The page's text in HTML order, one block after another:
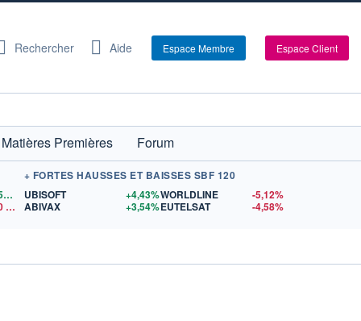
Rechercher Aide Espace Membre Espace Client
Matières Premières
Forum
1,1559$US
+ FORTES HAUSSES ET BAISSES SBF 120
UBISOFT
+4,43%
ABIVAX
+3,54%
WORLDLINE
-5,12%
EUTELSAT
-4,58%